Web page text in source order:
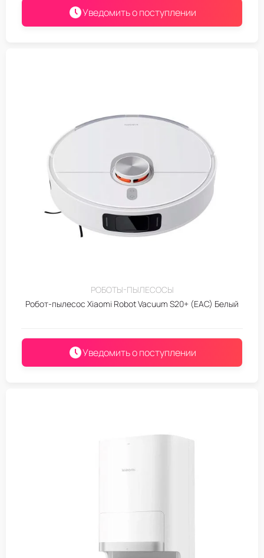
Уведомить о поступлении
РОБОТЫ-ПЫЛЕСОСЫ
Робот-пылесос Xiaomi Robot Vacuum S20+ (EAC) Белый
Уведомить о поступлении